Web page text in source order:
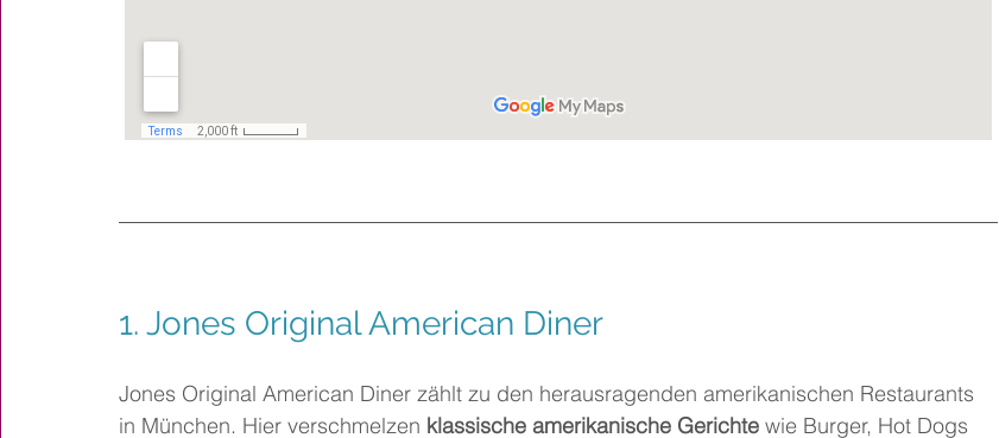
1. Jones Original American Diner
Jones Original American Diner zählt zu den herausragenden amerikanischen Restaurants
in München. Hier verschmelzen klassische amerikanische Gerichte wie Burger, Hot Dogs